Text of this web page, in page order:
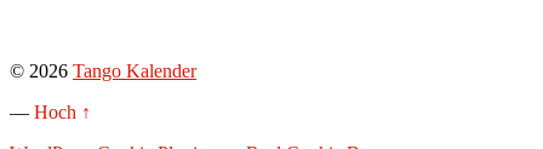
© 2026 Tango Kalender
— Hoch ↑